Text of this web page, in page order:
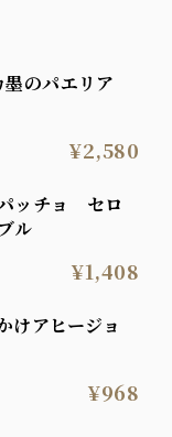
墨のパエリア
¥2,580
ル
¥1,408
けアヒージョ
¥968